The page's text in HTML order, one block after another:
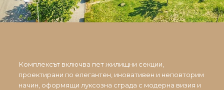
Комплексът включва пет жилищни секции,
проектирани по елегантен, иновативен и неповторим
начин, оформящи луксозна сграда с модерна визия и